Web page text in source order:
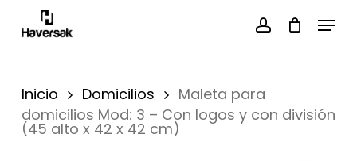
main account
Menu
Inicio Domicilios
Maleta para
domicilios Mod: 3 – Con logos y con división
(45 alto x 42 x 42 cm)